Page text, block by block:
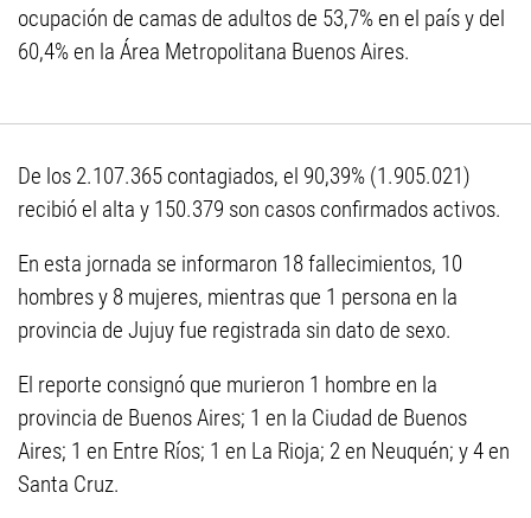
ocupación de camas de adultos de 53,7% en el país y del
60,4% en la Área Metropolitana Buenos Aires.
De los 2.107.365 contagiados, el 90,39% (1.905.021)
recibió el alta y 150.379 son casos confirmados activos.
En esta jornada se informaron 18 fallecimientos, 10
hombres y 8 mujeres, mientras que 1 persona en la
provincia de Jujuy fue registrada sin dato de sexo.
El reporte consignó que murieron 1 hombre en la
provincia de Buenos Aires; 1 en la Ciudad de Buenos
Aires; 1 en Entre Ríos; 1 en La Rioja; 2 en Neuquén; y 4 en
Santa Cruz.